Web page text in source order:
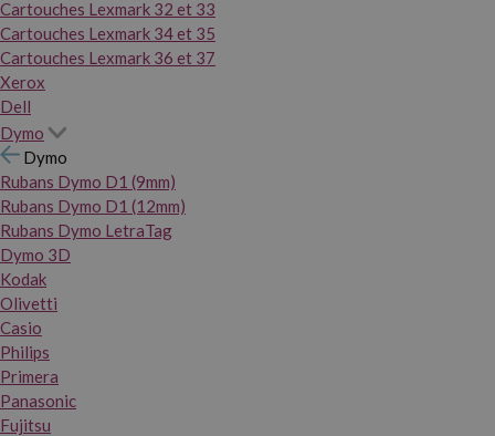
Cartouches Lexmark 32 et 33
Cartouches Lexmark 34 et 35
Cartouches Lexmark 36 et 37
Xerox
Dell
Dymo
Dymo
Rubans Dymo D1 (9mm)
Rubans Dymo D1 (12mm)
Rubans Dymo LetraTag
Dymo 3D
Kodak
Olivetti
Casio
Philips
Primera
Panasonic
Fujitsu